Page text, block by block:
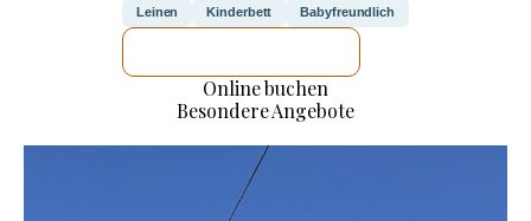
Leinen Kinderbett Babyfreundlich
Online buchen
Besondere Angebote